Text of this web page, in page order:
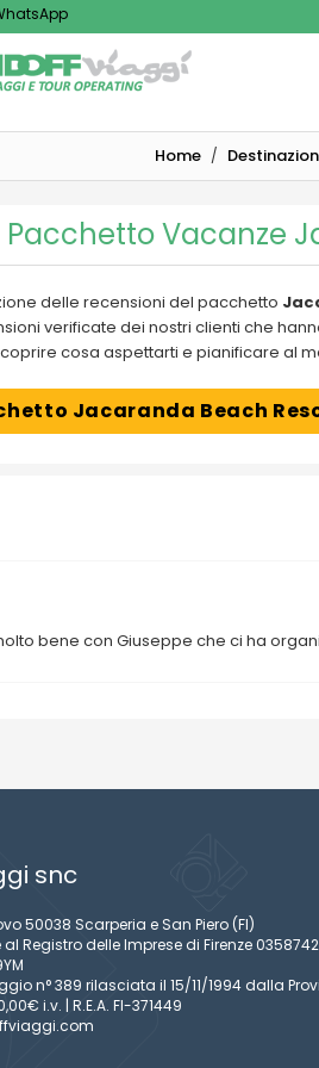
Home
Pacchetto Vacanze
delle recensioni del pacchetto
verificate dei nostri clienti che
cosa aspettarti e pianificare al
Jacaranda Beach
bene con Giuseppe che ci ha
snc
50038 Scarperia e San Piero (FI)
al Registro delle Imprese di Firenze
n° 389 rilasciata il 15/11/1994 dalla
i.v. | R.E.A. FI-371449